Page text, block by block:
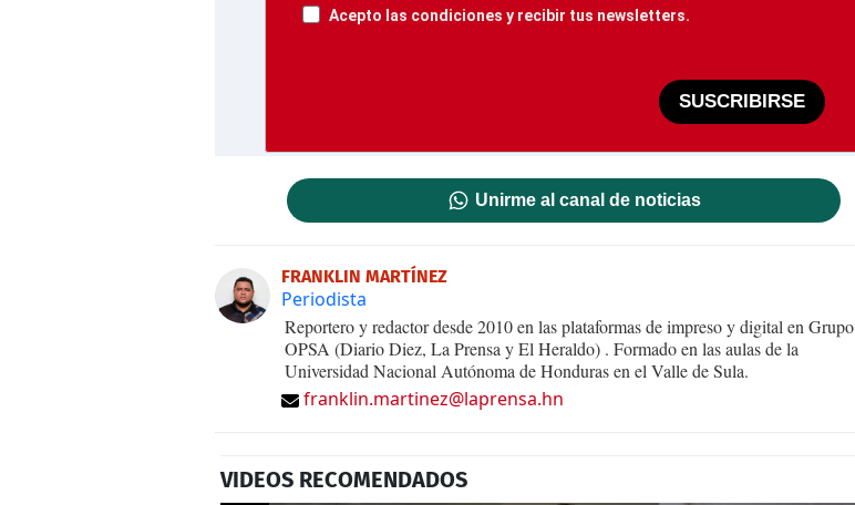
Acepto las condiciones y recibir tus newsletters.
SUSCRIBIRSE
Unirme al canal de noticias
FRANKLIN MARTÍNEZ
Periodista
Reportero y redactor desde 2010 en las plataformas de impreso y digital en Grupo
OPSA (Diario Diez, La Prensa y El Heraldo) . Formado en las aulas de la
Universidad Nacional Autónoma de Honduras en el Valle de Sula.
franklin.martinez@laprensa.hn
VIDEOS RECOMENDADOS